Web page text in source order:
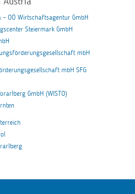
OÖ Wirtschaftsagentur GmbH
Steiermark GmbH
mbH
mbH SFG
GmbH (WISTO)